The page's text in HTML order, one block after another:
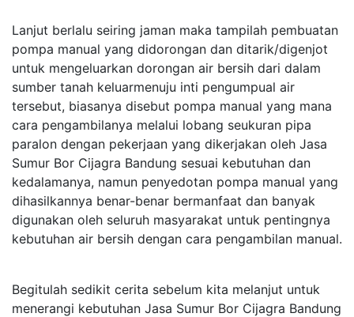
Lanjut berlalu seiring jaman maka tampilah pembuatan
pompa manual yang didorongan dan ditarik/digenjot
untuk mengeluarkan dorongan air bersih dari dalam
sumber tanah keluarmenuju inti pengumpual air
tersebut, biasanya disebut pompa manual yang mana
cara pengambilanya melalui lobang seukuran pipa
paralon dengan pekerjaan yang dikerjakan oleh Jasa
Sumur Bor Cijagra Bandung sesuai kebutuhan dan
kedalamanya, namun penyedotan pompa manual yang
dihasilkannya benar-benar bermanfaat dan banyak
digunakan oleh seluruh masyarakat untuk pentingnya
kebutuhan air bersih dengan cara pengambilan manual.
Begitulah sedikit cerita sebelum kita melanjut untuk
menerangi kebutuhan Jasa Sumur Bor Cijagra Bandung